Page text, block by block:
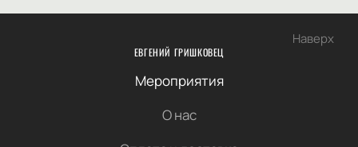
Наверх
ЕВГЕНИЙ ГРИШКОВЕЦ
Мероприятия
О нас